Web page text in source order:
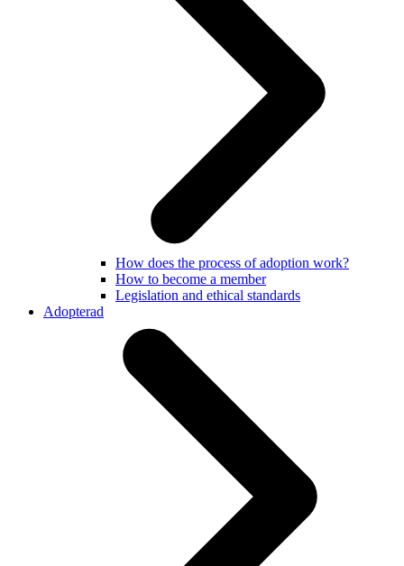
How does the process of adoption work?
How to become a member
Legislation and ethical standards
Adopterad